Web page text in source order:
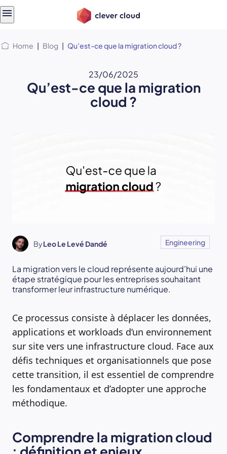
Home | Blog | Qu’est-ce que la migration cloud ?
23/06/2025
Qu’est-ce que la migration
cloud ?
ByLeo Le Levé Dandé Engineering
La migration vers le cloud représente aujourd'hui une
étape stratégique pour les entreprises souhaitant
transformer leur infrastructure numérique.
Ce processus consiste à déplacer les données,
applications et workloads d’un environnement
sur site vers une infrastructure cloud. Face aux
défis techniques et organisationnels que pose
cette transition, il est essentiel de comprendre
les fondamentaux et d’adopter une approche
méthodique.
Comprendre la migration cloud